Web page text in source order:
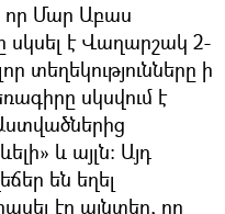
որ Մար Աբաս
է Վաղարշակ 2-
տեղեկությունները ի
սկսվում է
և այլն։ Այդ
են եղել
էր այնտեղ, որ